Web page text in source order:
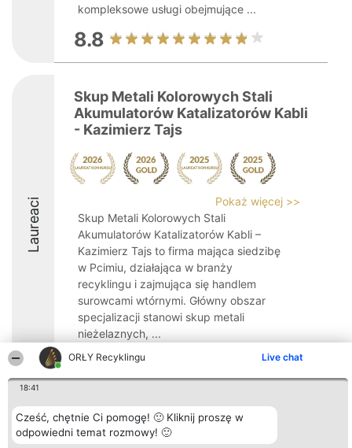
ORŁY Recyklingu Live chat
18:41
Cześć, chętnie Ci pomogę! 🙂 Kliknij proszę w
odpowiedni temat rozmowy! 🙂
kompleksowe usługi obejmujące ...
8.8
Laureaci
Skup Metali Kolorowych Stali
Akumulatorów Katalizatorów Kabli
- Kazimierz Tajs
Pokaż więcej >>
Skup Metali Kolorowych Stali
Akumulatorów Katalizatorów Kabli –
Kazimierz Tajs to firma mająca siedzibę
w Pcimiu, działająca w branży
recyklingu i zajmująca się handlem
surowcami wtórnymi. Główny obszar
specjalizacji stanowi skup metali
nieżelaznych, ...
9.4
Organizator plebiscytu
Bright Side Solutions sp. z o.
o. sp. k.
Plebiscyt
Laureaci
Lista
Kontakt